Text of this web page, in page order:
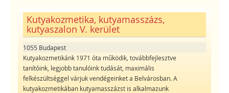
Kutyakozmetika, kutyamasszázs,
kutyaszalon V. kerület
1055 Budapest
Kutyakozmetikánk 1971 óta működik, továbbfejlesztve
tanítóink, legjobb tanulóink tudását, maximális
felkészültséggel várjuk vendégeinket a Belvárosban. A
kutyakozmetikában kutyamasszázst is alkalmazunk